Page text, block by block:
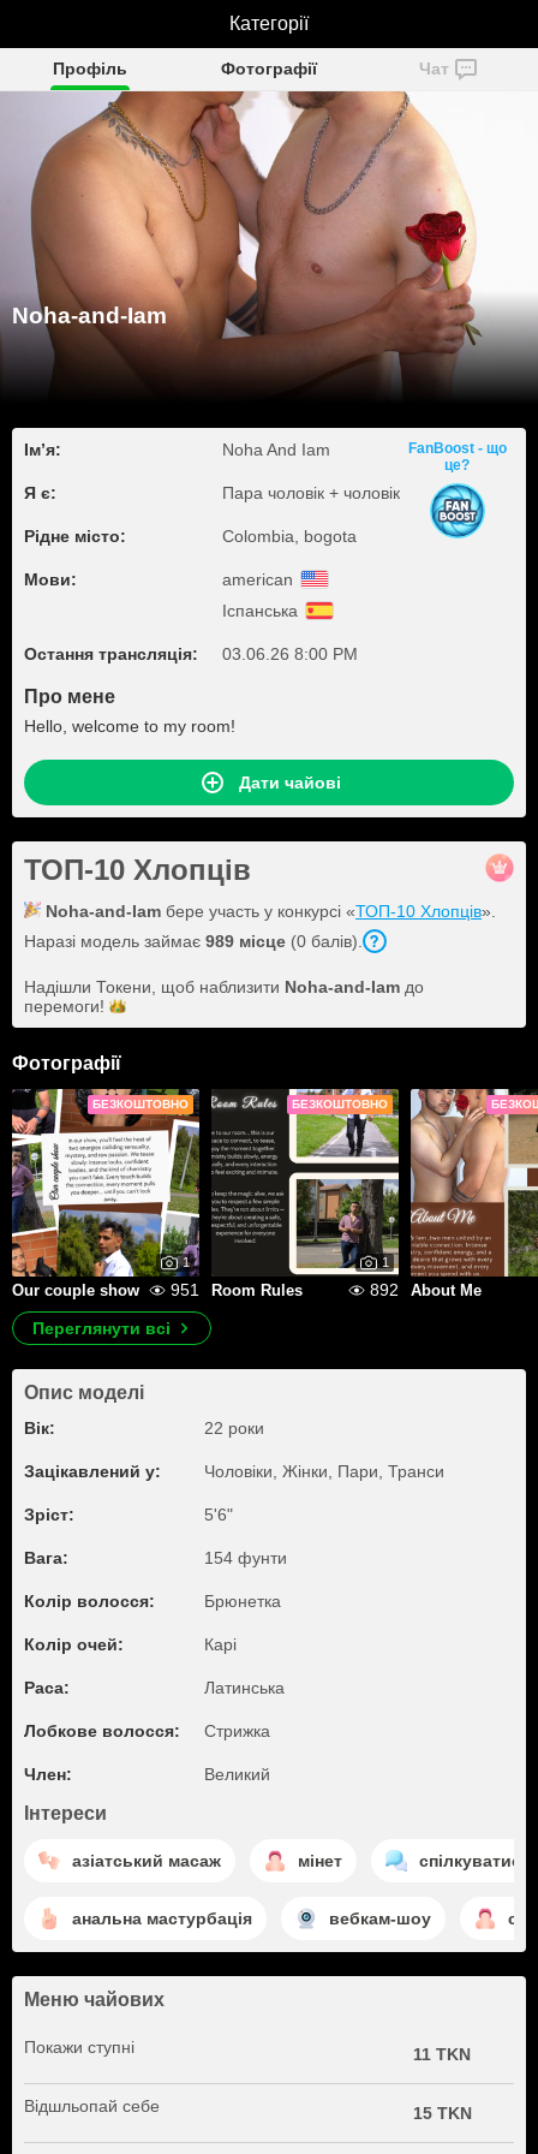
Noha-and-Iam
Профіль Фотографії Чат
Noha-and-Iam
Ім’я: Noha And Iam
Я є: Пара чоловік + чоловік
Рідне місто: Colombia, bogota
Мови:
american
Іспанська
Остання трансляція: 03.06.26 8:00 PM
FanBoost - що
це?
Про мене
Hello, welcome to my room!
Дати чайові
ТОП-10 Хлопців
Noha-and-Iam бере участь у конкурсі «ТОП-10 Хлопців».
Наразі модель займає 989 місце (0 балів).
Надішли Токени, щоб наблизити Noha-and-Iam до
перемоги!
Фотографії
БЕЗКОШТОВНО
1
Our couple show 951
БЕЗКОШТОВНО
1
Room Rules 892 About Me
Переглянути всі
Опис моделі
Вік: 22 роки
Зацікавлений у: Чоловіки, Жiнки, Пари, Транси
Зріст: 5'6"
Вага: 154 фунти
Колір волосся: Брюнетка
Колір очей: Карі
Раса: Латинська
Лобкове волосся: Стрижка
Член: Великий
Інтереси
азіатський масаж мінет спілкуватися
анальна мастурбація вебкам-шоу
Меню чайових
Покажи ступні 11 TKN
Відшльопай себе 15 TKN
Категорії